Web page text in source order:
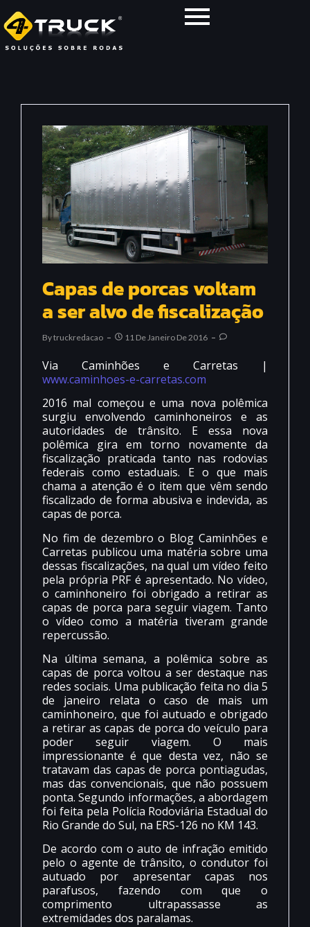
Capas de porcas voltam
a ser alvo de fiscalização
ByTruckredacao 11 De Janeiro De 2016
Via Caminhões e Carretas |
www.caminhoes-e-carretas.com
2016 mal começou e uma nova polêmica
surgiu envolvendo caminhoneiros e as
autoridades de trânsito. E essa nova
polêmica gira em torno novamente da
fiscalização praticada tanto nas rodovias
federais como estaduais. E o que mais
chama a atenção é o item que vêm sendo
fiscalizado de forma abusiva e indevida, as
capas de porca.
No fim de dezembro o Blog Caminhões e
Carretas publicou uma matéria sobre uma
dessas fiscalizações, na qual um vídeo feito
pela própria PRF é apresentado. No vídeo,
o caminhoneiro foi obrigado a retirar as
capas de porca para seguir viagem. Tanto
o vídeo como a matéria tiveram grande
repercussão.
Na última semana, a polêmica sobre as
capas de porca voltou a ser destaque nas
redes sociais. Uma publicação feita no dia 5
de janeiro relata o caso de mais um
caminhoneiro, que foi autuado e obrigado
a retirar as capas de porca do veículo para
poder seguir viagem. O mais
impressionante é que desta vez, não se
tratavam das capas de porca pontiagudas,
mas das convencionais, que não possuem
ponta. Segundo informações, a abordagem
foi feita pela Polícia Rodoviária Estadual do
Rio Grande do Sul, na ERS-126 no KM 143.
De acordo com o auto de infração emitido
pelo o agente de trânsito, o condutor foi
autuado por apresentar capas nos
parafusos, fazendo com que o
comprimento ultrapassasse as
extremidades dos paralamas.